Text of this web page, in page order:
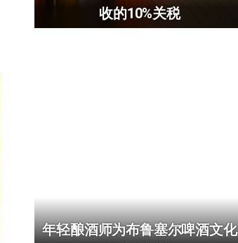
收的10%关税
年轻酿酒师为布鲁塞尔啤酒文化